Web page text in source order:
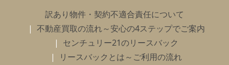
訳あり物件・契約不適合責任について
不動産買取の流れ～安心の4ステップでご案内
センチュリー21のリースバック
リースバックとは～ご利用の流れ